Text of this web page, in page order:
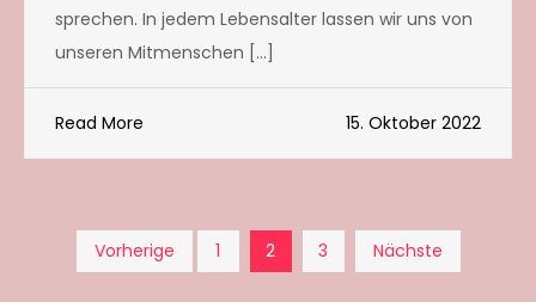
sprechen. In jedem Lebensalter lassen wir uns von
unseren Mitmenschen […]
Read More 15. Oktober 2022
Vorherige 1 2 3 Nächste